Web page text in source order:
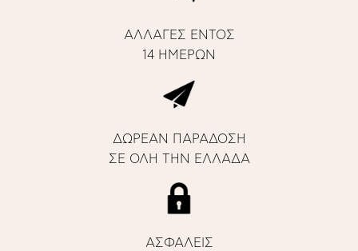
ΑΛΛΑΓΕΣ ΕΝΤΟΣ
14 ΗΜΕΡΩΝ
ΔΩΡΕΑΝ ΠΑΡΑΔΟΣΗ
ΣΕ ΟΛΗ ΤΗΝ ΕΛΛΑΔΑ
ΑΣΦΑΛΕΙΣ